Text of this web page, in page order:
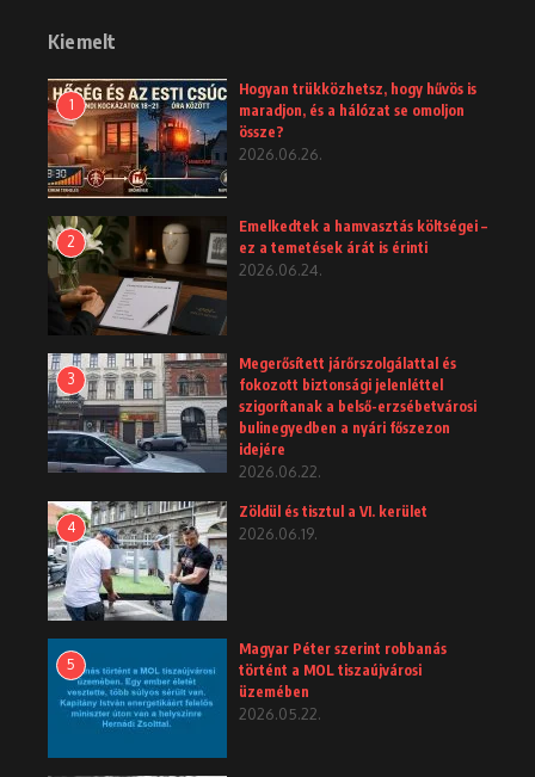
Kiemelt
1
Hogyan trükközhetsz, hogy hűvös is
maradjon, és a hálózat se omoljon
össze?
2026.06.26.
2
Emelkedtek a hamvasztás költségei –
ez a temetések árát is érinti
2026.06.24.
3
Megerősített járőrszolgálattal és
fokozott biztonsági jelenléttel
szigorítanak a belső-erzsébetvárosi
bulinegyedben a nyári főszezon
idejére
2026.06.22.
4
Zöldül és tisztul a VI. kerület
2026.06.19.
5
Magyar Péter szerint robbanás
történt a MOL tiszaújvárosi
üzemében
2026.05.22.